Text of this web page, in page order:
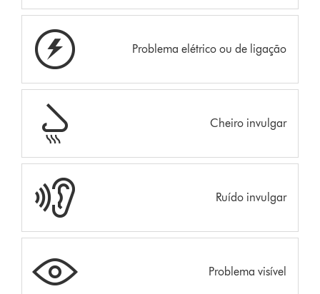
Problema elétrico ou de ligação
Cheiro invulgar
Ruído invulgar
Problema visível